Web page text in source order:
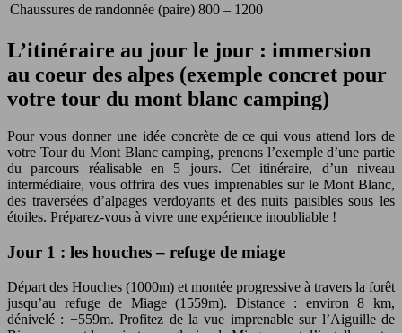
Chaussures de randonnée (paire) 800 – 1200
L’itinéraire au jour le jour : immersion
au coeur des alpes (exemple concret pour
votre tour du mont blanc camping)
Pour vous donner une idée concrète de ce qui vous attend lors de
votre Tour du Mont Blanc camping, prenons l’exemple d’une partie
du parcours réalisable en 5 jours. Cet itinéraire, d’un niveau
intermédiaire, vous offrira des vues imprenables sur le Mont Blanc,
des traversées d’alpages verdoyants et des nuits paisibles sous les
étoiles. Préparez-vous à vivre une expérience inoubliable !
Jour 1 : les houches – refuge de miage
Départ des Houches (1000m) et montée progressive à travers la forêt
jusqu’au refuge de Miage (1559m). Distance : environ 8 km,
dénivelé : +559m. Profitez de la vue imprenable sur l’Aiguille de